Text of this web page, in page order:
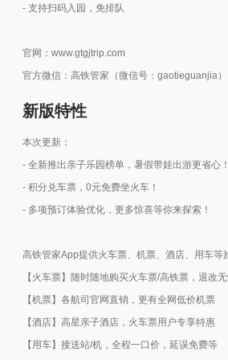
- 支持扫码入园，免排队
官网：www.gtgjtrip.com
官方微信：高铁管家（微信号：gaotieguanjia）
新版特性
本次更新：
- 全新推出亲子乐园榜单，暑假带娃出游更省心！
- 积分兑车票，0元免费坐火车！
- 多项预订体验优化，更多惊喜等你来探索！
高铁管家App提供火车票、机票、酒店、用车等
【火车票】随时随地购买火车票/高铁票，退改
【机票】各航司官网直销，更有全网低价机票
【酒店】高星亲子酒店，火车票用户专享特惠
【用车】接送站/机，全程一口价，延误免费等